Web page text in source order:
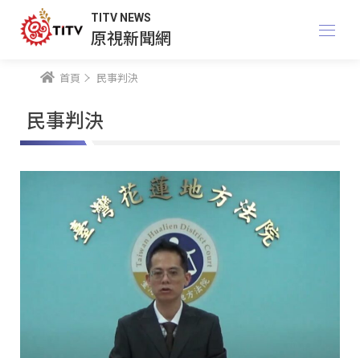
TITV NEWS
原視新聞網
首頁 民事判決
民事判決